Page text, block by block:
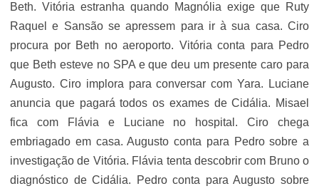
Beth. Vitória estranha quando Magnólia exige que Ruty
Raquel e Sansão se apressem para ir à sua casa. Ciro
procura por Beth no aeroporto. Vitória conta para Pedro
que Beth esteve no SPA e que deu um presente caro para
Augusto. Ciro implora para conversar com Yara. Luciane
anuncia que pagará todos os exames de Cidália. Misael
fica com Flávia e Luciane no hospital. Ciro chega
embriagado em casa. Augusto conta para Pedro sobre a
investigação de Vitória. Flávia tenta descobrir com Bruno o
diagnóstico de Cidália. Pedro conta para Augusto sobre